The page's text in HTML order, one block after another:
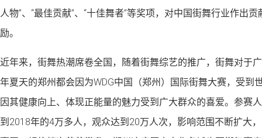
人物”、“最佳贡献”、“十佳舞者”等奖项，对中国街舞行业作出
励。
近年来，街舞热潮席卷全国，随着街舞综艺的推广，街舞对于
年夏天的郑州都会因为WDG中国（郑州）国际街舞大赛，受到
因其健康向上、体现正能量的魅力受到广大群众的喜爱。参赛
到2018年的4万多人，观众达到20万人次，影响范围不断扩大